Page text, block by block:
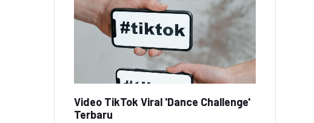
Video TikTok Viral 'Dance Challenge'
Terbaru